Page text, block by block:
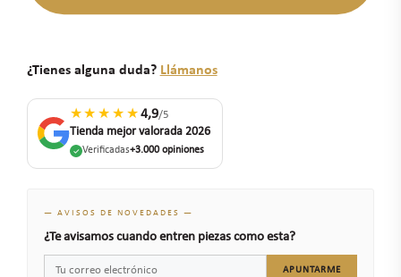
¿Tienes alguna duda? Llámanos
★★★★★4,9/5
Tienda mejor valorada 2026
Verificadas+3.000 opiniones
— AVISOS DE NOVEDADES —
¿Te avisamos cuando entren piezas como esta?
APUNTARME